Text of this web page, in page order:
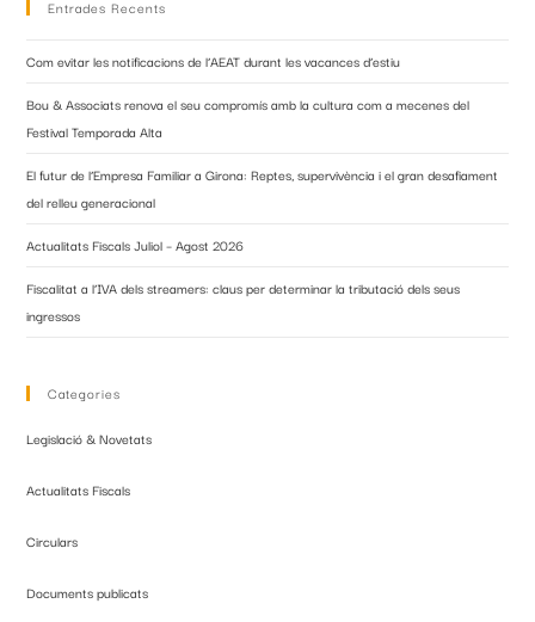
Entrades Recents
Com evitar les notificacions de l’AEAT durant les vacances d’estiu
Bou & Associats renova el seu compromís amb la cultura com a mecenes del
Festival Temporada Alta
El futur de l’Empresa Familiar a Girona: Reptes, supervivència i el gran desafiament
del relleu generacional
Actualitats Fiscals Juliol – Agost 2026
Fiscalitat a l’IVA dels streamers: claus per determinar la tributació dels seus
ingressos
Categories
Legislació & Novetats
Actualitats Fiscals
Circulars
Documents publicats